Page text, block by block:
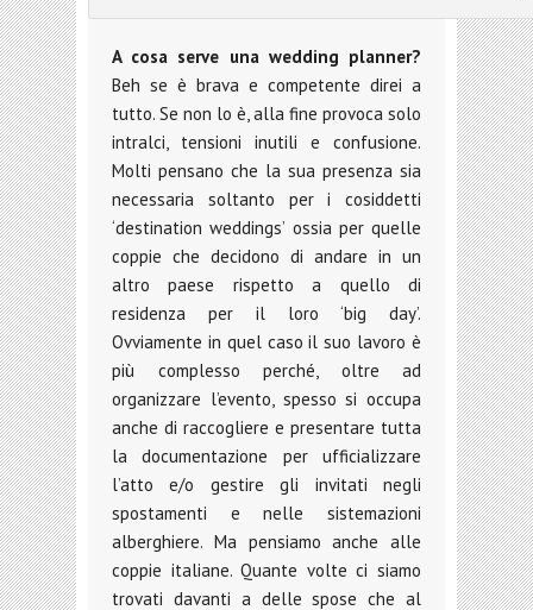
A cosa serve una wedding planner?
Beh se è brava e competente direi a
tutto. Se non lo è, alla fine provoca solo
intralci, tensioni inutili e confusione.
Molti pensano che la sua presenza sia
necessaria soltanto per i cosiddetti
‘destination weddings’ ossia per quelle
coppie che decidono di andare in un
altro paese rispetto a quello di
residenza per il loro ‘big day’.
Ovviamente in quel caso il suo lavoro è
più complesso perché, oltre ad
organizzare l’evento, spesso si occupa
anche di raccogliere e presentare tutta
la documentazione per ufficializzare
l’atto e/o gestire gli invitati negli
spostamenti e nelle sistemazioni
alberghiere. Ma pensiamo anche alle
coppie italiane. Quante volte ci siamo
trovati davanti a delle spose che al